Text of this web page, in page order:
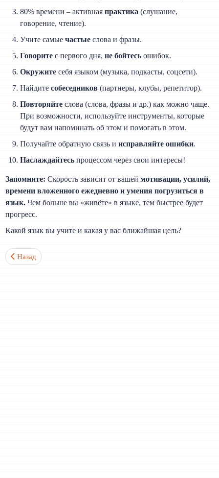
80% времени – активнаяпрактика (слушание,
говорение, чтение).
Учите самыечастые слова и фразы.
Говорите с первого дня,не бойтесь ошибок.
Окружите себя языком (музыка, подкасты, соцсети).
Найдитесобеседников (партнеры, клубы, репетитор).
Повторяйте слова (слова, фразы и др.) как можно чаще.
При возможности, используйте инструменты, которые
будут вам напоминать об этом и помогать в этом.
Получайте обратную связь иисправляйте ошибки.
Наслаждайтесь процессом через свои интересы!
Запомните: Скорость зависит от вашеймотивации, усилий,
времени вложенного ежедневно и умения погрузиться в
язык. Чем больше вы «живёте» в языке, тем быстрее будет
прогресс.
Какой язык вы учите и какая у вас ближайшая цель?
Предыдущий: Сколько времени нужно, чтобы заговорить на
Назад